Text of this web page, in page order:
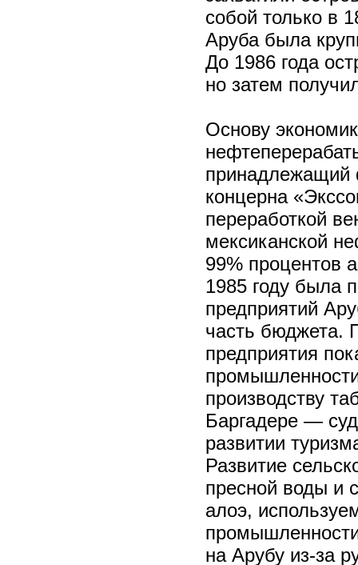
собой только в
Аруба была
До 1986 года
но затем
Основу
принадлежащий
концерна
переработкой
мексиканской
99% процентов
1985 году была
предприятий
часть бюджета.
предприятия
производству
Баргадере —
развитии
Развитие
пресной воды и
алоэ,
на Арубу из-за